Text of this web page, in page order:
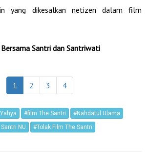
yang dikesalkan netizen dalam film
Santri dan Santriwati
1 2 3 4
#film The Santri
#Nahdatul Ulama
NU
#Tolak Film The Santri